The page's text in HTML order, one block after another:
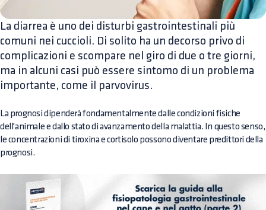
La diarrea è uno dei disturbi gastrointestinali più
comuni nei cuccioli. Di solito ha un decorso privo di
complicazioni e scompare nel giro di due o tre giorni,
ma in alcuni casi può essere sintomo di un problema
importante, come il parvovirus.
La prognosi dipenderà fondamentalmente dalle condizioni fisiche
dell'animale e dallo stato di avanzamento della malattia. In questo senso,
le concentrazioni di tiroxina e cortisolo possono diventare predittori della
prognosi.